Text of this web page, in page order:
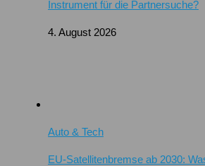
Instrument für die Partnersuche?
4. August 2026
Auto & Tech
EU-Satellitenbremse ab 2030: